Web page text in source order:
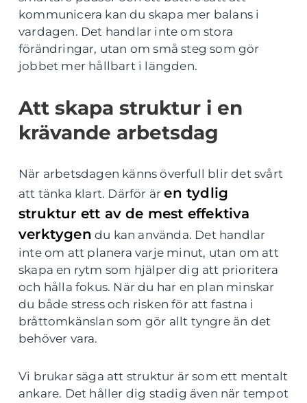
kommunicera kan du skapa mer balans i
vardagen. Det handlar inte om stora
förändringar, utan om små steg som gör
jobbet mer hållbart i längden.
Att skapa struktur i en
krävande arbetsdag
När arbetsdagen känns överfull blir det svårt
att tänka klart. Därför ären tydlig
struktur ett av de mest effektiva
verktygen du kan använda. Det handlar
inte om att planera varje minut, utan om att
skapa en rytm som hjälper dig att prioritera
och hålla fokus. När du har en plan minskar
du både stress och risken för att fastna i
bråttomkänslan som gör allt tyngre än det
behöver vara.
Vi brukar säga att struktur är som ett mentalt
ankare. Det håller dig stadig även när tempot